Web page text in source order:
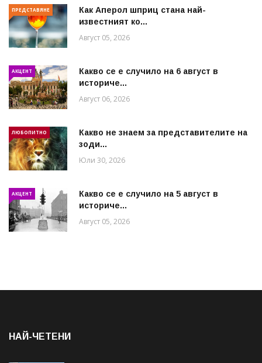
ПРЕДСТАВЯНЕ
Как Аперол шприц стана най-
известният ко...
Август 05, 2026
АКЦЕНТ
Какво се е случило на 6 август в
историче...
Август 06, 2026
ЛЮБОПИТНО
Какво не знаем за представителите на
зоди...
Юли 30, 2026
АКЦЕНТ
Какво се е случило на 5 август в
историче...
Август 05, 2026
НАЙ-ЧЕТЕНИ